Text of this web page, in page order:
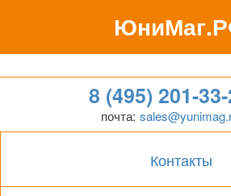
Гипермаркет
8 (495) 201-
почта:
Контакты